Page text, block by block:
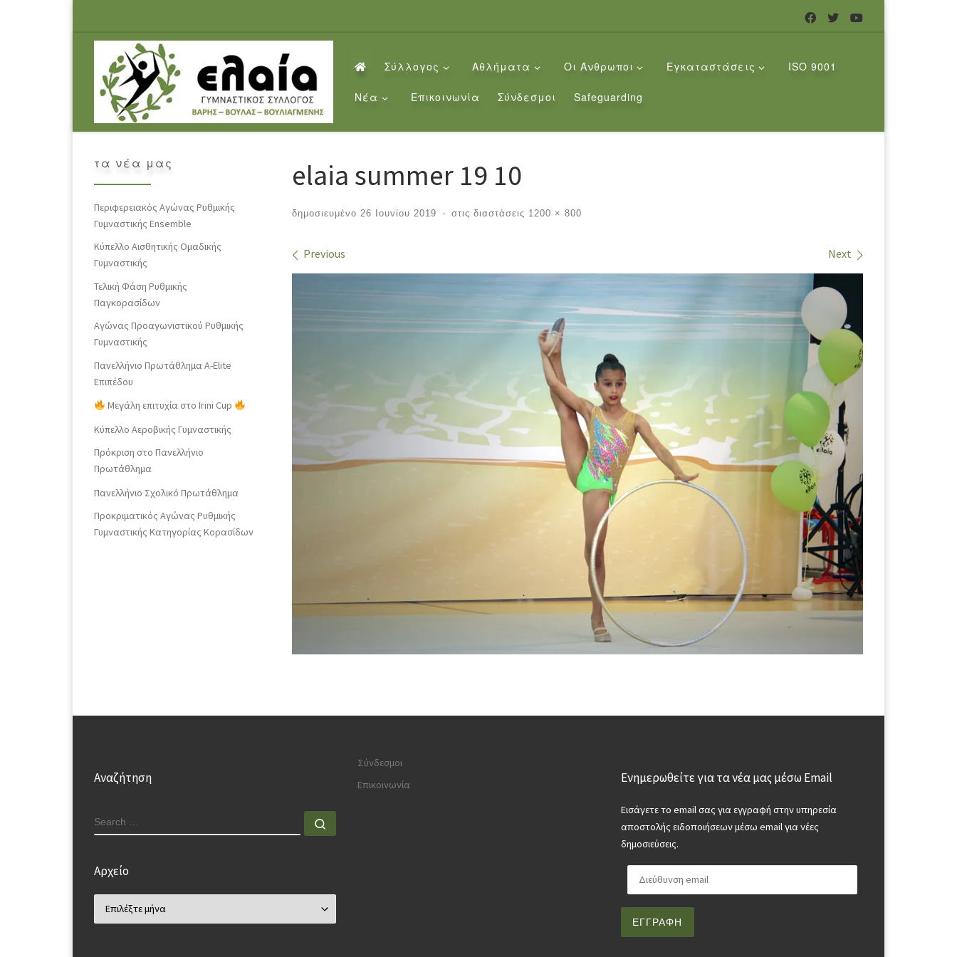
Σύλλογος Αθλήματα Οι Άνθρωποι Εγκαταστάσεις ISO 9001
Νέα Επικοινωνία Σύνδεσμοι Safeguarding
elaia summer 19 10
δημοσιευμένο 26 Ιουνίου 2019 - στις διαστάσεις 1200 × 800
Images navigation
Previous Next
τα νέα μας
Περιφερειακός Αγώνας Ρυθμικής
Γυμναστικής Ensemble
Κύπελλο Αισθητικής Ομαδικής
Γυμναστικής
Τελική Φάση Ρυθμικής
Παγκορασίδων
Αγώνας Προαγωνιστικού Ρυθμικής
Γυμναστικής
Πανελλήνιο Πρωτάθλημα Α-Elite
Επιπέδου
Μεγάλη επιτυχία στο Irini Cup
Κύπελλο Αεροβικής Γυμναστικής
Πρόκριση στο Πανελλήνιο
Πρωτάθλημα
Πανελλήνιο Σχολικό Πρωτάθλημα
Προκριματικός Αγώνας Ρυθμικής
Γυμναστικής Κατηγορίας Κορασίδων
Αναζήτηση
SEARCH
Αρχείο
Αρχείο
Σύνδεσμοι
Επικοινωνία
Ενημερωθείτε για τα νέα μας μέσω Email
Εισάγετε το email σας για εγγραφή στην υπηρεσία
αποστολής ειδοποιήσεων μέσω email για νέες
δημοσιεύσεις.
ΕΓΓΡΑΦΉ